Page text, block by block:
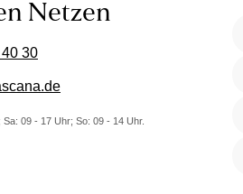
Netzen
30
09 - 17 Uhr; So: 09 - 14 Uhr.